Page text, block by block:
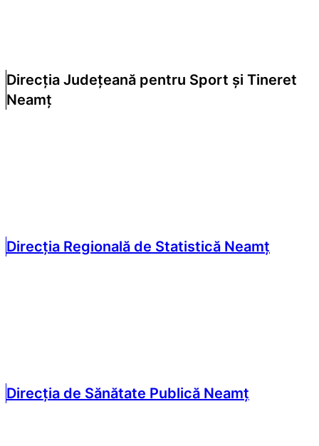
Direcția Județeană pentru Sport și Tineret
Neamț
Direcția Regională de Statistică Neamț
Direcția de Sănătate Publică Neamț